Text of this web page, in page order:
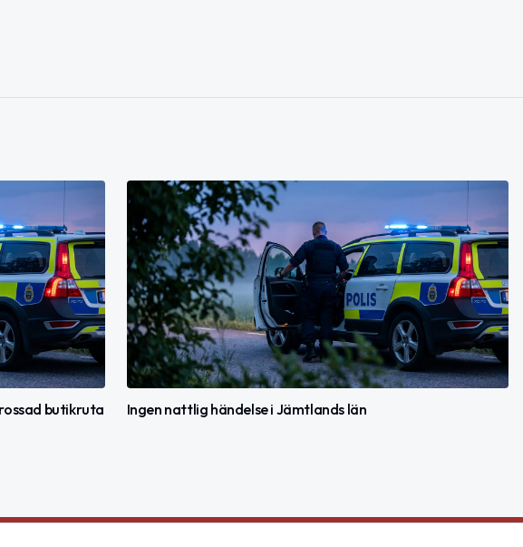
butikruta
Ingen nattlig händelse i Jämtlands län